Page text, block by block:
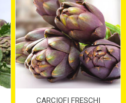
CARCIOFI FRESCHI